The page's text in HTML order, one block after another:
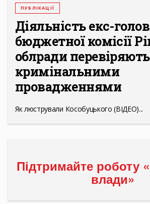
ПУБЛІКАЦІЇ
Діяльність екс-
бюджетної комісії
облради
кримінальними
провадженнями
Як люстрували Кособуцького (ВІДЕО)...
Підтримайте роботу
влади»